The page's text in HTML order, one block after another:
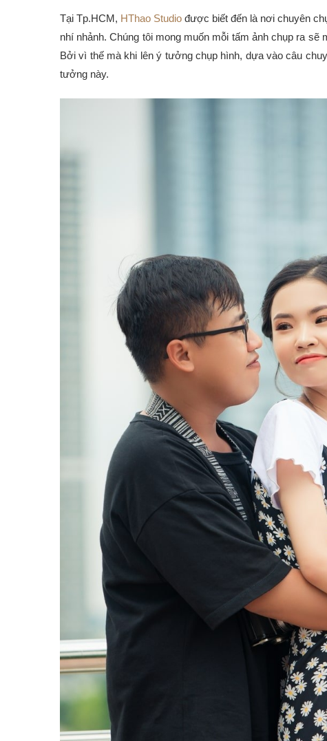
Tại Tp.HCM, HThao Studio được biết đến là nơi chuyên
nhí nhảnh. Chúng tôi mong muốn mỗi tấm ảnh chụp ra
Bởi vì thế mà khi lên ý tưởng chụp hình, dựa vào câu
tưởng này.